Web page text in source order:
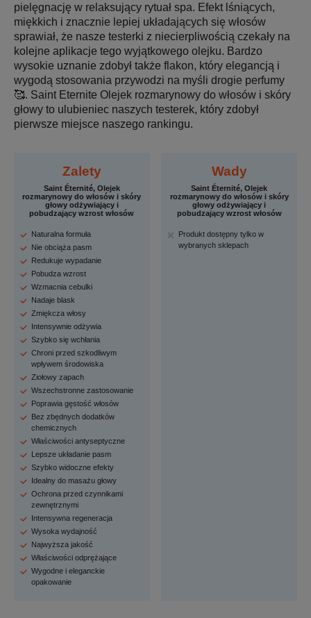
pielęgnację w relaksujący rytuał spa. Efekt lśniących,
miękkich i znacznie lepiej układających się włosów
sprawiał, że nasze testerki z niecierpliwością czekały na
kolejne aplikacje tego wyjątkowego olejku. Bardzo
wysokie uznanie zdobył także flakon, który elegancją i
wygodą stosowania przywodzi na myśli drogie perfumy
🥰. Saint Eternite Olejek rozmarynowy do włosów i skóry
głowy to ulubieniec naszych testerek, który zdobył
pierwsze miejsce naszego rankingu.
Zalety
Saint Éternité, Olejek
rozmarynowy do włosów i skóry
głowy odżywiający i
pobudzający wzrost włosów
Naturalna formuła
Nie obciąża pasm
Redukuje wypadanie
Pobudza wzrost
Wzmacnia cebulki
Nadaje blask
Zmiękcza włosy
Intensywnie odżywia
Szybko się wchłania
Chroni przed szkodliwym
wpływem środowiska
Ziołowy zapach
Wszechstronne zastosowanie
Poprawia gęstość włosów
Bez zbędnych dodatków
chemicznych
Właściwości antyseptyczne
Lepsze układanie pasm
Szybko widoczne efekty
Idealny do masażu głowy
Ochrona przed czynnikami
zewnętrznymi
Intensywna regeneracja
Wysoka wydajność
Najwyższa jakość
Właściwości odprężające
Wygodne i eleganckie
opakowanie
Wady
Saint Éternité, Olejek
rozmarynowy do włosów i skóry
głowy odżywiający i
pobudzający wzrost włosów
Produkt dostępny tylko w
wybranych sklepach